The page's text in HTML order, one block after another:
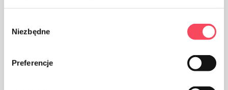
zgody
Niezbędne
Preferencje